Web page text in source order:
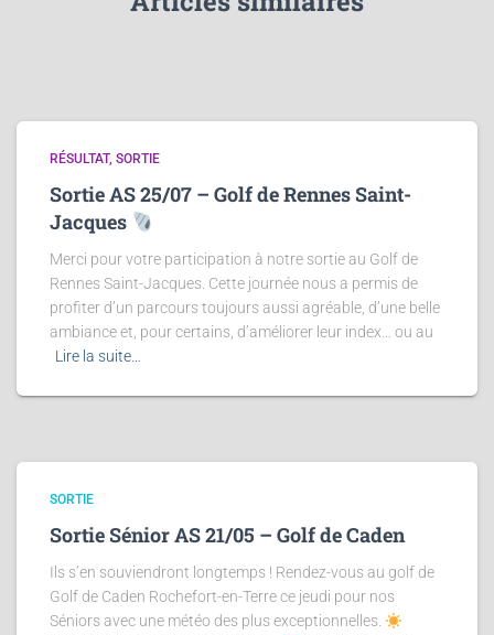
RÉSULTAT SORTIE
Sortie AS 25/07 – Golf de Rennes Saint-
Jacques
Merci pour votre participation à notre sortie au Golf de
Rennes Saint-Jacques. Cette journée nous a permis de
profiter d’un parcours toujours aussi agréable, d’une belle
ambiance et, pour certains, d’améliorer leur index… ou au
Lire la suite…
SORTIE
Sortie Sénior AS 21/05 – Golf de Caden
Ils s’en souviendront longtemps ! Rendez-vous au golf de
Golf de Caden Rochefort-en-Terre ce jeudi pour nos
Séniors avec une météo des plus exceptionnelles.